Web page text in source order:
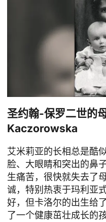
圣约翰-保罗二世的
Kaczorowska
艾米莉亚的长相总是酷
脸、大眼睛和突出的鼻
生痛苦，很快就失去了
诚，特别热衷于玛利亚
好，但卡洛尔的出生给
了一个健康茁壮成长的